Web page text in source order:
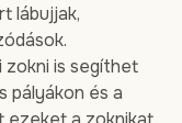
lábujjak,
is segíthet
pályákon és a